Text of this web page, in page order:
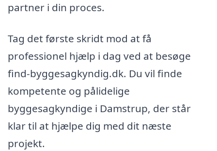
partner i din proces.
Tag det første skridt mod at få
professionel hjælp i dag ved at besøge
find-byggesagkyndig.dk. Du vil finde
kompetente og pålidelige
byggesagkyndige i Damstrup, der står
klar til at hjælpe dig med dit næste
projekt.